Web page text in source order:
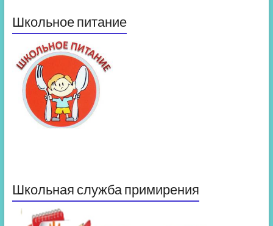
Школьное питание
Школьная служба примирения